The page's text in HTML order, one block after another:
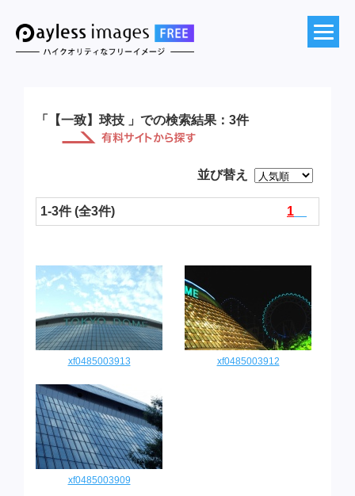
「【一致】球技 」での検索結果：3件
並び替え
1-3件 (全3件) 1
xf0485003913 xf0485003912
xf0485003909